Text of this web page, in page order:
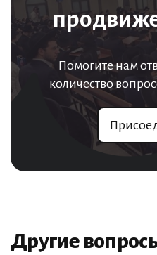
Помогите нам
количество
Другие